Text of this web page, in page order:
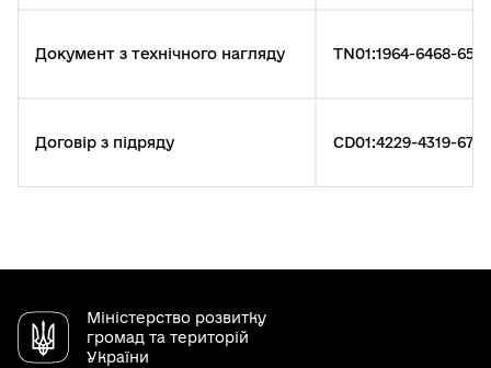
Документ з технічного нагляду TN01:1964-6468-
Договір з підряду CD01:4229-4319-
Міністерство розвитку
громад та територій
України